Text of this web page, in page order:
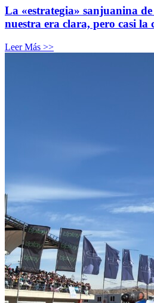
La «estrategia» sanjuanina
nuestra era clara, pero casi la
Leer Más >>